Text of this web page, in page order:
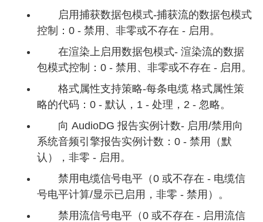
启用捕获数据包模式-捕获流的数据包模式
控制：0 - 禁用、非零或不存在 - 启用。
在渲染上启用数据包模式- 渲染流的数据
包模式控制：0 - 禁用、非零或不存在 - 启用。
格式属性支持策略-每条电缆 格式属性策
略的代码：0 - 默认，1 - 处理，2 - 忽略。
向 AudioDG 报告实例计数- 启用/禁用向
系统音频引擎报告实例计数：0 - 禁用（默
认），非零 - 启用。
禁用电缆信号电平（0 或不存在 - 电缆信
号电平计算/显示已启用，非零 - 禁用）。
禁用流信号电平（0 或不存在 - 启用流信